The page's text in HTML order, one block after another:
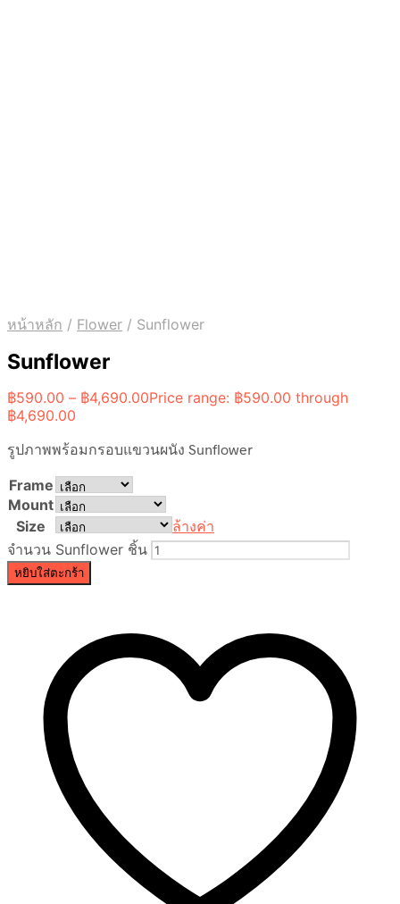
หน้าหลัก / Flower / Sunflower
Sunflower
฿590.00 – ฿4,690.00Price range: ฿590.00 through
฿4,690.00
รูปภาพพร้อมกรอบแขวนผนัง Sunflower
Frame
Mount
Size
ล้างค่า
จำนวน Sunflower ชิ้น
หยิบใส่ตะกร้า